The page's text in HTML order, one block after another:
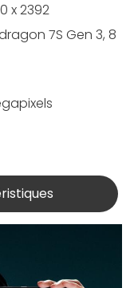
x 2392
7S Gen 3, 8